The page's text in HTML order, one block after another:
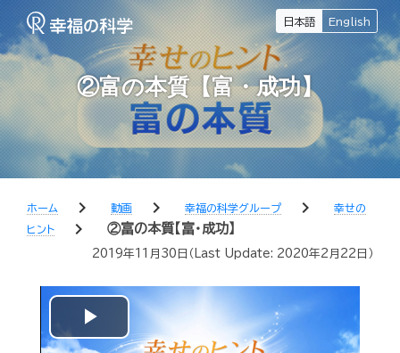
日本語 English
②富の本質【富・成功】
ホーム chevron_right 動画 chevron_right 幸福の科学グループ chevron_right
幸せの
ヒント
chevron_right ②富の本質【富・成功】
2019年11月30日 （Last Update: 2020年2月22日 ）
Play